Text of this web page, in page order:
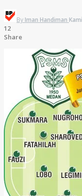
By Iman Handiman
12
Share